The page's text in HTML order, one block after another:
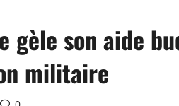
gèle son aide
militaire